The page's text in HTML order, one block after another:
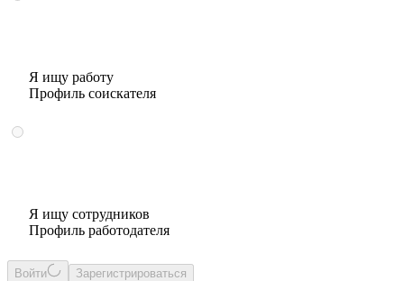
Я ищу работу
Профиль соискателя
Я ищу сотрудников
Профиль работодателя
Войти Зарегистрироваться